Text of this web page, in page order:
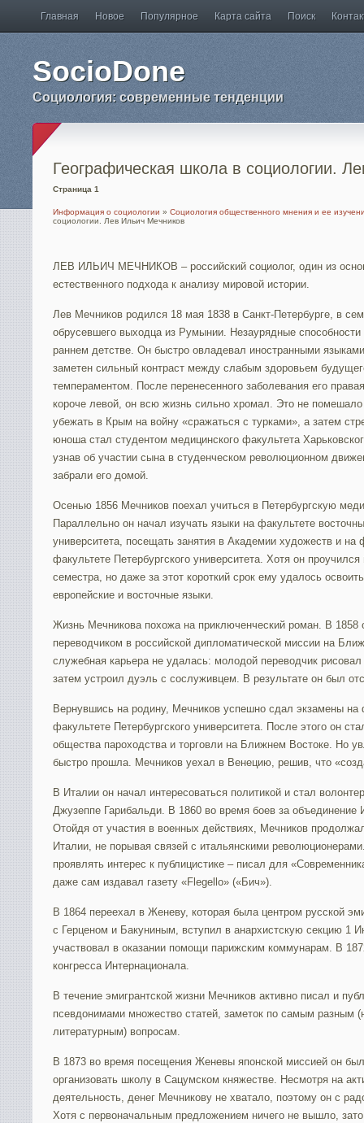
Главная Новое Популярное Карта сайта Поиск
SocioDone
Социология: современные тенденции
Географическая школа в социологии.
Страница 1
Информация о социологии » Социология общественного мнения и ее
социологии. Лев Ильич Мечников
ЛЕВ ИЛЬИЧ МЕЧНИКОВ – российский социолог, один из
естественного подхода к анализу мировой истории.
Лев Мечников родился 18 мая 1838 в Санкт-Петербурге, в
обрусевшего выходца из Румынии. Незаурядные
раннем детстве. Он быстро овладевал иностранными
заметен сильный контраст между слабым здоровьем
темпераментом. После перенесенного заболевания его
короче левой, он всю жизнь сильно хромал. Это не помешало
убежать в Крым на войну «сражаться с турками», а затем
юноша стал студентом медицинского факультета
узнав об участии сына в студенческом революционном
забрали его домой.
Осенью 1856 Мечников поехал учиться в Петербургскую
Параллельно он начал изучать языки на факультете
университета, посещать занятия в Академии художеств и на
факультете Петербургского университета. Хотя он проучился
семестра, но даже за этот короткий срок ему удалось
европейские и восточные языки.
Жизнь Мечникова похожа на приключенческий роман. В 1858
переводчиком в российской дипломатической миссии на
служебная карьера не удалась: молодой переводчик
затем устроил дуэль с сослуживцем. В результате он был
Вернувшись на родину, Мечников успешно сдал экзамены на
факультете Петербургского университета. После этого он
общества пароходства и торговли на Ближнем Востоке. Но
быстро прошла. Мечников уехал в Венецию, решив, что
В Италии он начал интересоваться политикой и стал
Джузеппе Гарибальди. В 1860 во время боев за объединение
Отойдя от участия в военных действиях, Мечников
Италии, не порывая связей с итальянскими
проявлять интерес к публицистике – писал для
даже сам издавал газету «Flegello» («Бич»).
В 1864 переехал в Женеву, которая была центром русской
с Герценом и Бакуниным, вступил в анархистскую секцию 1
участвовал в оказании помощи парижским коммунарам. В
конгресса Интернационала.
В течение эмигрантской жизни Мечников активно писал и
псевдонимами множество статей, заметок по самым разным
литературным) вопросам.
В 1873 во время посещения Женевы японской миссией он
организовать школу в Сацумском княжестве. Несмотря на
деятельность, денег Мечникову не хватало, поэтому он с
Хотя с первоначальным предложением ничего не вышло,